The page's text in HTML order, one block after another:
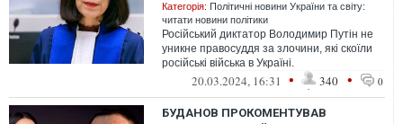
Категорія: Політичні новини України та світу:
читати новини політики
Російський диктатор Володимир Путін не
уникне правосуддя за злочини, які скоїли
російські війська в Україні.
20.03.2024, 16:31 • 340 • 0
БУДАНОВ ПРОКОМЕНТУВАВ